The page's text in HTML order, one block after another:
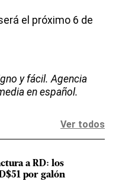
el próximo 6 de
y fácil. Agencia
en español.
Ver todos
a RD: los
por galón